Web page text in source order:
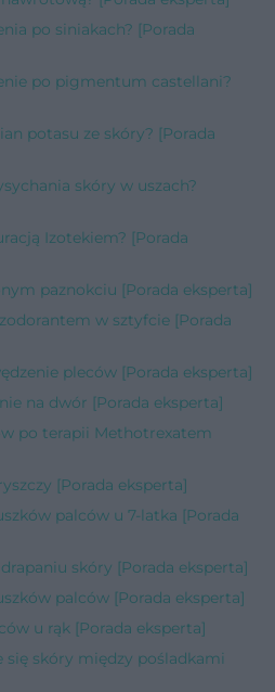
po siniakach? [Porada
po pigmentum castellani?
potasu ze skóry? [Porada
skóry w uszach?
Izotekiem? [Porada
paznokciu [Porada eksperta]
w sztyfcie [Porada
pleców [Porada eksperta]
na dwór [Porada eksperta]
po terapii Methotrexatem
[Porada eksperta]
palców u 7-latka [Porada
skóry [Porada eksperta]
palców [Porada eksperta]
u rąk [Porada eksperta]
się skóry między pośladkami